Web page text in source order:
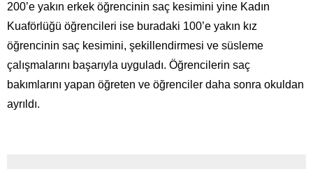
200’e yakın erkek öğrencinin saç kesimini yine Kadın
Kuaförlüğü öğrencileri ise buradaki 100’e yakın kız
öğrencinin saç kesimini, şekillendirmesi ve süsleme
çalışmalarını başarıyla uyguladı. Öğrencilerin saç
bakımlarını yapan öğreten ve öğrenciler daha sonra okuldan
ayrıldı.